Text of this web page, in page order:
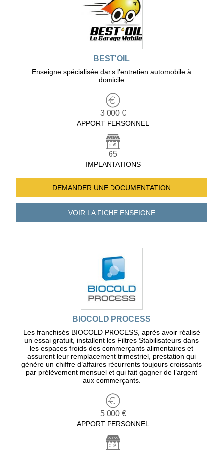
BEST'OIL
Enseigne spécialisée dans l'entretien automobile à
domicile
3 000 €
APPORT PERSONNEL
65
IMPLANTATIONS
DEMANDER UNE DOCUMENTATION
VOIR LA FICHEENSEIGNE
BIOCOLD PROCESS
Les franchisés BIOCOLD PROCESS, après avoir réalisé
un essai gratuit, installent les Filtres Stabilisateurs dans
les espaces froids des commerçants alimentaires et
assurent leur remplacement trimestriel, prestation qui
génère un chiffre d’affaires récurrents toujours croissants
par prélèvement mensuel et qui fait gagner de l’argent
aux commerçants.
5 000 €
APPORT PERSONNEL